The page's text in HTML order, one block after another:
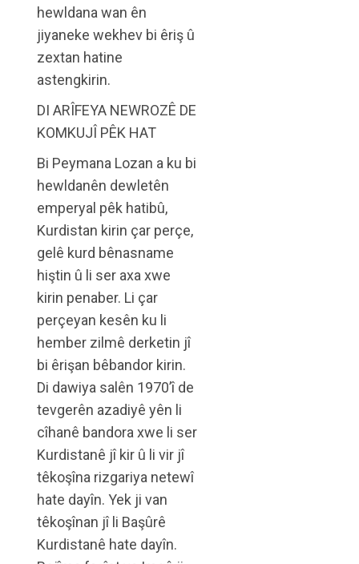
hewldana wan ên
jiyaneke wekhev bi êriş û
zextan hatine
astengkirin.
DI ARÎFEYA NEWROZÊ DE
KOMKUJÎ PÊK HAT
Bi Peymana Lozan a ku bi
hewldanên dewletên
emperyal pêk hatibû,
Kurdistan kirin çar perçe,
gelê kurd bênasname
hiştin û li ser axa xwe
kirin penaber. Li çar
perçeyan kesên ku li
hember zilmê derketin jî
bi êrişan bêbandor kirin.
Di dawiya salên 1970’î de
tevgerên azadiyê yên li
cîhanê bandora xwe li ser
Kurdistanê jî kir û li vir jî
têkoşîna rizgariya netewî
hate dayîn. Yek ji van
têkoşînan jî li Başûrê
Kurdistanê hate dayîn.